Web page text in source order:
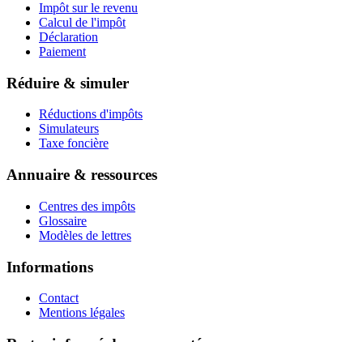
Impôt sur le revenu
Calcul de l'impôt
Déclaration
Paiement
Réduire & simuler
Réductions d'impôts
Simulateurs
Taxe foncière
Annuaire & ressources
Centres des impôts
Glossaire
Modèles de lettres
Informations
Contact
Mentions légales